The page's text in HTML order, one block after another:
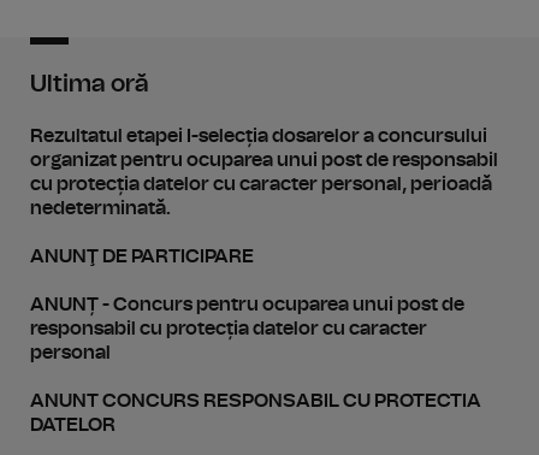
Ultima oră
Rezultatul etapei I-selecția dosarelor a concursului
organizat pentru ocuparea unui post de responsabil
cu protecția datelor cu caracter personal, perioadă
nedeterminată.
ANUNŢ DE PARTICIPARE
ANUNȚ - Concurs pentru ocuparea unui post de
responsabil cu protecția datelor cu caracter
personal
ANUNT CONCURS RESPONSABIL CU PROTECTIA
DATELOR